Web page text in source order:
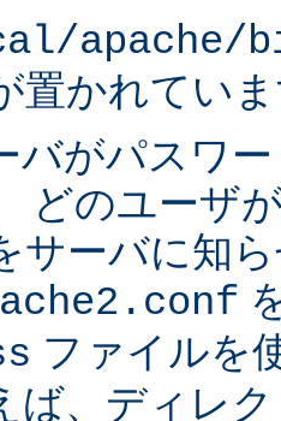
apache/
置かれてい
バがパスワ
どのユーザ
サーバに知
ファイルを
ば、ディレ